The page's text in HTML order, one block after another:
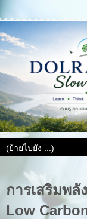
การเสริมพลั
Low